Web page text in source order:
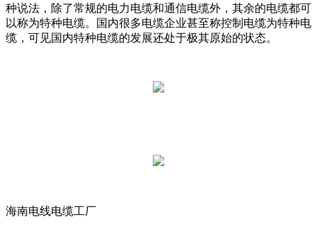
种说法，除了常规的电力电缆和通信电缆外，其余的电缆都可
以称为特种电缆。国内很多电缆企业甚至称控制电缆为特种电
缆，可见国内特种电缆的发展还处于极其原始的状态。
海南电线电缆工厂